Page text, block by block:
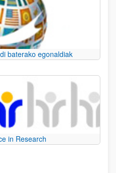
baterako egonaldiak
in Research